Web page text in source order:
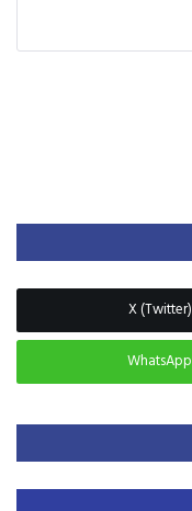
X (Twitter)
WhatsApp